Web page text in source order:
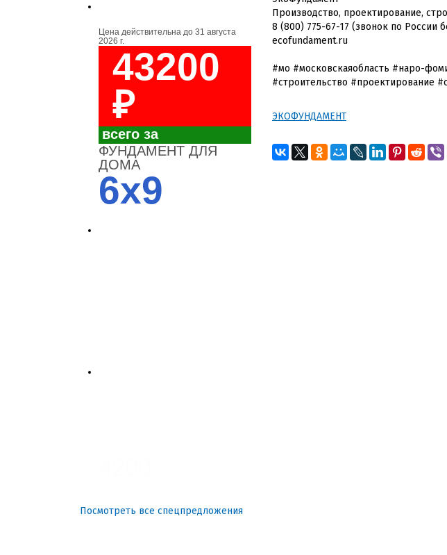
Цена действительна до 31 августа
2026 г.
43200
₽
всего за
ФУНДАМЕНТ ДЛЯ
ДОМА
6x9
Посмотреть все спецпредложения
Производство, проектирование,
8 (800) 775-67-17 (звонок по России
ecofundament.ru
#мо #московскаяобласть #наро-
#строительство #проектирование
ЭКОФУНДАМЕНТ